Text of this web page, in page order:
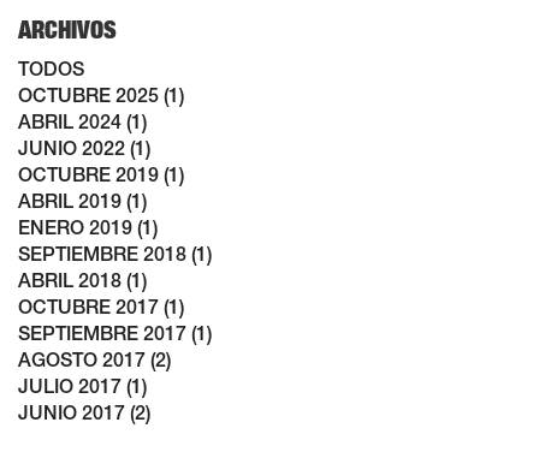
ARCHIVOS
TODOS
OCTUBRE 2025 (1)
ABRIL 2024 (1)
JUNIO 2022 (1)
OCTUBRE 2019 (1)
ABRIL 2019 (1)
ENERO 2019 (1)
SEPTIEMBRE 2018 (1)
ABRIL 2018 (1)
OCTUBRE 2017 (1)
SEPTIEMBRE 2017 (1)
AGOSTO 2017 (2)
JULIO 2017 (1)
JUNIO 2017 (2)